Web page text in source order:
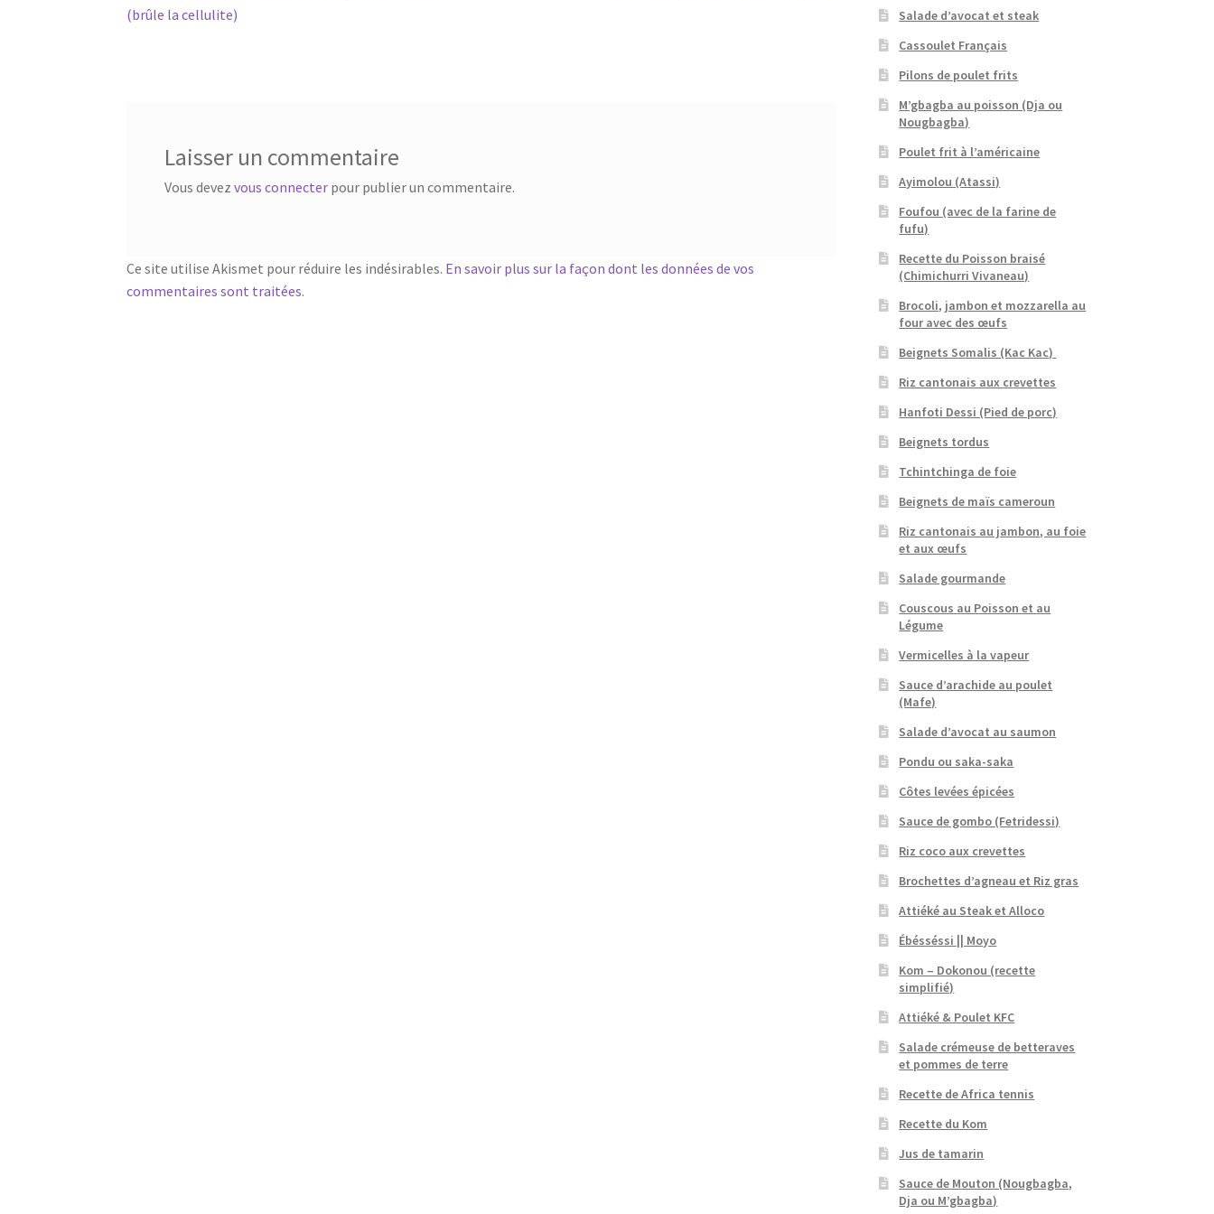
deprécédent :
(brûle la cellulite)
Laisser un commentaire
Vous devez vous connecterpour publier un commentaire.
Ce site utilise Akismet pour réduire les indésirables. En savoir plus sur la façon dont les données de vos
commentaires sont traitées.
Salade d’avocat et steak
Cassoulet Français
Pilons de poulet frits
M’gbagba au poisson (Dja ou
Nougbagba)
Poulet frit à l’américaine
Ayimolou (Atassi)
Foufou (avec de la farine de
fufu)
Recette du Poisson braisé
(Chimichurri Vivaneau)
Brocoli, jambon et mozzarella au
four avec des œufs
Beignets Somalis (Kac Kac)
Riz cantonais aux crevettes
Hanfoti Dessi (Pied de porc)
Beignets tordus
Tchintchinga de foie
Beignets de maïs cameroun
Riz cantonais au jambon, au foie
et aux œufs
Salade gourmande
Couscous au Poisson et au
Légume
Vermicelles à la vapeur
Sauce d’arachide au poulet
(Mafe)
Salade d’avocat au saumon
Pondu ou saka-saka
Côtes levées épicées
Sauce de gombo (Fetridessi)
Riz coco aux crevettes
Brochettes d’agneau et Riz gras
Attiéké au Steak et Alloco
Ébésséssi || Moyo
Kom – Dokonou (recette
simplifié)
Attiéké & Poulet KFC
Salade crémeuse de betteraves
et pommes de terre
Recette de Africa tennis
Recette du Kom
Jus de tamarin
Sauce de Mouton (Nougbagba,
Dja ou M’gbagba)